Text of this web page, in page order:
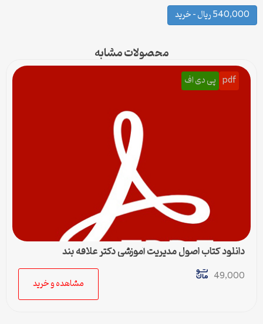
540,000 ریال – خرید
محصولات مشابه
pdf پی دی اف
دانلود کتاب اصول مدیریت آموزشی دکتر علاقه بند
49,000
مشاهده و خرید